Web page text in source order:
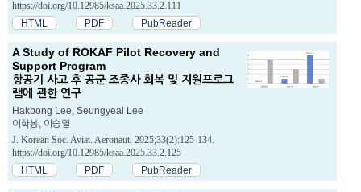
https://doi.org/10.12985/ksaa.2025.33.2.111
HTML
PDF PubReader
A Study of ROKAF Pilot Recovery and
Support Program
항공기 사고 후 공군 조종사 회복 및 지원프로그
램에 관한 연구
Hakbong Lee, Seungyeal Lee
이학봉, 이승열
J. Korean Soc. Aviat. Aeronaut. 2025;33(2):125-134.
https://doi.org/10.12985/ksaa.2025.33.2.125
HTML
PDF PubReader